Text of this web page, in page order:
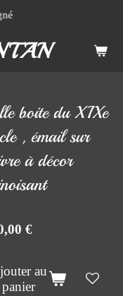
boite du XIXe
, émail sur
à décor
€
au
panier